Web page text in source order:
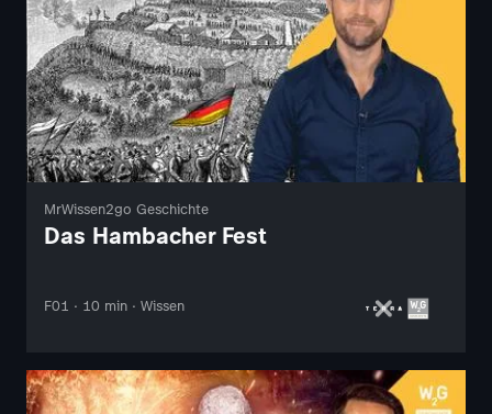
MrWissen2go Geschichte
Das Hambacher Fest
F01 · 10 min · Wissen